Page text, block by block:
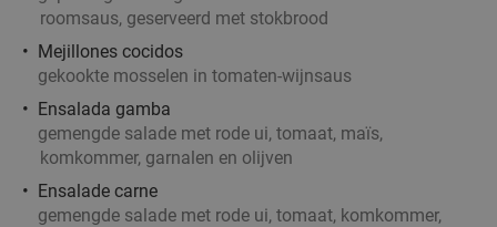
roomsaus, geserveerd met stokbrood
Mejillones cocidos
gekookte mosselen in tomaten-wijnsaus
Ensalada gamba
gemengde salade met rode ui, tomaat, maïs,
komkommer, garnalen en olijven
Ensalade carne
gemengde salade met rode ui, tomaat, komkommer,